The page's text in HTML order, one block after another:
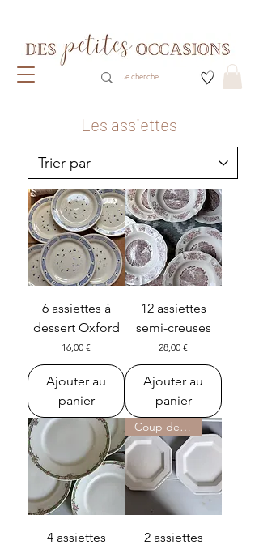
Les assiettes
6 assiettes à
dessert Oxford
Prix
16,00 €
Ajouter au
panier
12 assiettes
semi-creuses
Prix
28,00 €
Ajouter au
panier
4 assiettes
Coup de ♡
2 assiettes